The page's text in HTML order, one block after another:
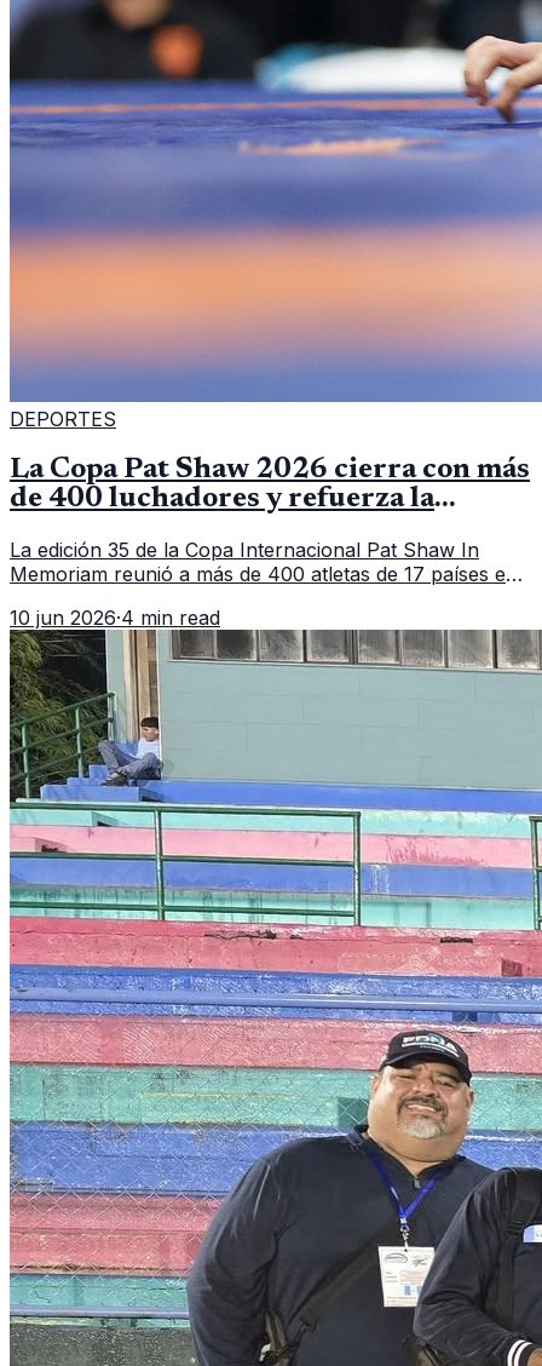
DEPORTES
La Copa Pat Shaw 2026 cierra con más
de 400 luchadores y refuerza la
La edición 35 de la Copa Internacional Pat Shaw In
Memoriam reunió a más de 400 atletas de 17 países en
delegación nacional, según el balance oficial de CDAG.
10 jun 2026·4 min read